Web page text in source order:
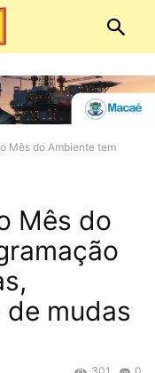
Mês do Ambiente tem
Mês do
mudas